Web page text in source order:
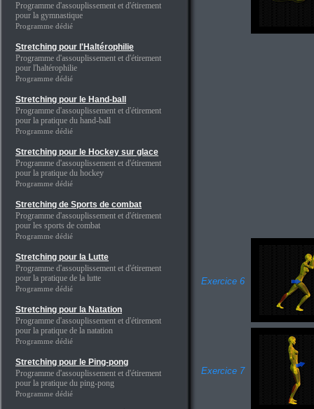
Programme d'assouplissement et d'étirement
pour la gymnastique
Programme dédié
Stretching pour l'Haltérophilie
Programme d'assouplissement et d'étirement
pour l'haltérophilie
Programme dédié
Stretching pour le Hand-ball
Programme d'assouplissement et d'étirement
pour la pratique du hand-ball
Programme dédié
Stretching pour le Hockey sur glace
Programme d'assouplissement et d'étirement
pour la pratique du hockey
Programme dédié
Stretching de Sports de combat
Programme d'assouplissement et d'étirement
pour les sports de combat
Programme dédié
Stretching pour la Lutte
Programme d'assouplissement et d'étirement
pour la pratique de la lutte
Programme dédié
Stretching pour la Natation
Programme d'assouplissement et d'étirement
pour la pratique de la natation
Programme dédié
Stretching pour le Ping-pong
Programme d'assouplissement et d'étirement
pour la pratique du ping-pong
Programme dédié
Exercice 6
Exercice 7